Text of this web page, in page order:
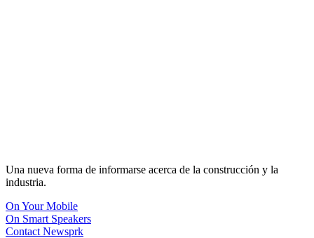
Una nueva forma de informarse acerca de la construcción y la
industria.
On Your Mobile
On Smart Speakers
Contact Newsprk